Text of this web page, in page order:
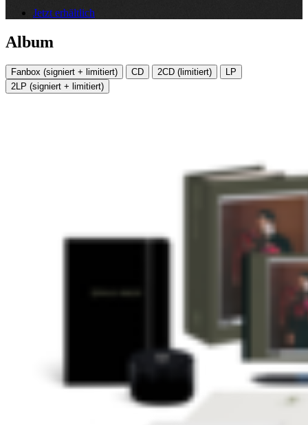
Jetzt erhältlich
Album
Fanbox (signiert + limitiert) CD 2CD (limitiert)
LP
2LP (signiert + limitiert)